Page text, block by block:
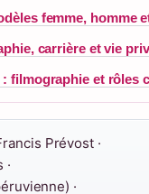
femme, homme
carrière et vie
filmographie et rôles
Prévost ·
·
·